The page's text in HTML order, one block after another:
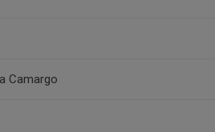
Camargo